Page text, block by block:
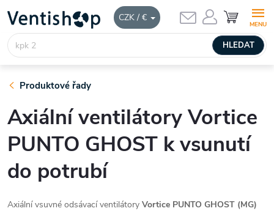
CZK / €
obsah
HLEDAT
NÁKUPNÍ
KOŠÍK
Produktové řady
Axiální ventilátory Vortice
PUNTO GHOST k vsunutí
do potrubí
Axiální vsuvné odsávací ventilátory Vortice PUNTO GHOST (MG)